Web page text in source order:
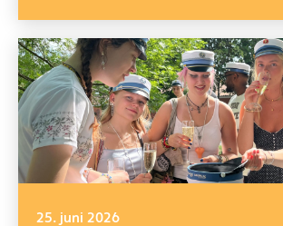
25. juni 2026